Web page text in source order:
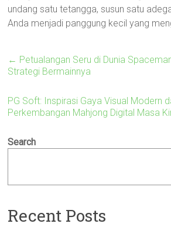
undang satu tetangga, susun satu
Anda menjadi panggung kecil yang
← Petualangan Seru di Dunia
Strategi Bermainnya
PG Soft: Inspirasi Gaya Visual Modern
Perkembangan Mahjong Digital Masa
Search
Recent Posts